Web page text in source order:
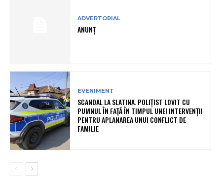
ADVERTORIAL
ANUNȚ
EVENIMENT
SCANDAL LA SLATINA. POLIȚIST LOVIT CU
PUMNUL ÎN FAȚĂ ÎN TIMPUL UNEI INTERVENȚII
PENTRU APLANAREA UNUI CONFLICT DE
FAMILIE